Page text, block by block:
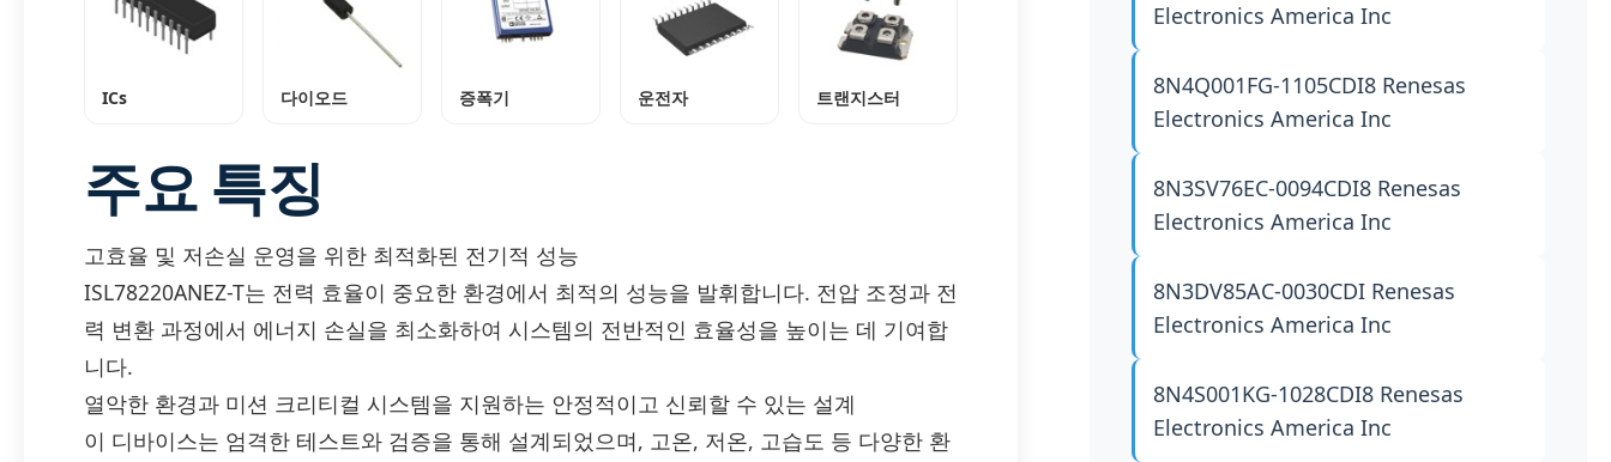
ICs 다이오드 증폭기 운전자 트랜지스터
주요 특징
고효율 및 저손실 운영을 위한 최적화된 전기적 성능
ISL78220ANEZ-T는 전력 효율이 중요한 환경에서 최적의 성능을 발휘합니다. 전압 조정과 전
력 변환 과정에서 에너지 손실을 최소화하여 시스템의 전반적인 효율성을 높이는 데 기여합
니다.
열악한 환경과 미션 크리티컬 시스템을 지원하는 안정적이고 신뢰할 수 있는 설계
이 디바이스는 엄격한 테스트와 검증을 통해 설계되었으며, 고온, 저온, 고습도 등 다양한 환
Electronics America Inc
8N4Q001FG-1105CDI8 Renesas
Electronics America Inc
8N3SV76EC-0094CDI8 Renesas
Electronics America Inc
8N3DV85AC-0030CDI Renesas
Electronics America Inc
8N4S001KG-1028CDI8 Renesas
Electronics America Inc